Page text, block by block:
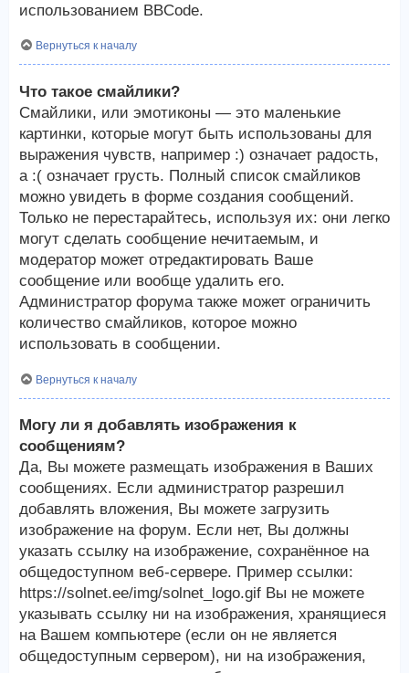
использованием BBCode.
Вернуться к началу
Что такое смайлики?
Смайлики, или эмотиконы — это маленькие
картинки, которые могут быть использованы для
выражения чувств, например :) означает радость,
а :( означает грусть. Полный список смайликов
можно увидеть в форме создания сообщений.
Только не перестарайтесь, используя их: они легко
могут сделать сообщение нечитаемым, и
модератор может отредактировать Ваше
сообщение или вообще удалить его.
Администратор форума также может ограничить
количество смайликов, которое можно
использовать в сообщении.
Вернуться к началу
Могу ли я добавлять изображения к
сообщениям?
Да, Вы можете размещать изображения в Ваших
сообщениях. Если администратор разрешил
добавлять вложения, Вы можете загрузить
изображение на форум. Если нет, Вы должны
указать ссылку на изображение, сохранённое на
общедоступном веб-сервере. Пример ссылки:
https://solnet.ee/img/solnet_logo.gif Вы не можете
указывать ссылку ни на изображения, хранящиеся
на Вашем компьютере (если он не является
общедоступным сервером), ни на изображения,